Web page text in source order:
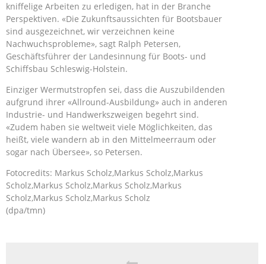
kniffelige Arbeiten zu erledigen, hat in der Branche
Perspektiven. «Die Zukunftsaussichten für Bootsbauer
sind ausgezeichnet, wir verzeichnen keine
Nachwuchsprobleme», sagt Ralph Petersen,
Geschäftsführer der Landesinnung für Boots- und
Schiffsbau Schleswig-Holstein.
Einziger Wermutstropfen sei, dass die Auszubildenden
aufgrund ihrer «Allround-Ausbildung» auch in anderen
Industrie- und Handwerkszweigen begehrt sind.
«Zudem haben sie weltweit viele Möglichkeiten, das
heißt, viele wandern ab in den Mittelmeerraum oder
sogar nach Übersee», so Petersen.
Fotocredits: Markus Scholz,Markus Scholz,Markus
Scholz,Markus Scholz,Markus Scholz,Markus
Scholz,Markus Scholz,Markus Scholz
(dpa/tmn)